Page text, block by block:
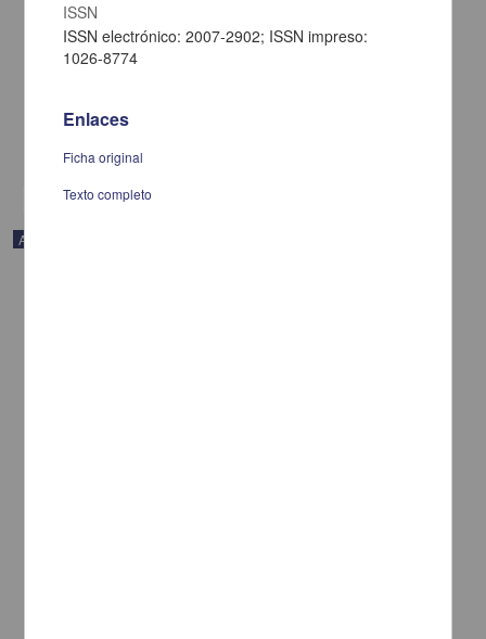
Un texto en nahua pipil de Guatemala, siglo XVII
Artes y Humanidades
Artículo
ISSN
ISSN electrónico: 2007-2902; ISSN impreso:
1026-8774
Enlaces
Ficha original
Texto completo